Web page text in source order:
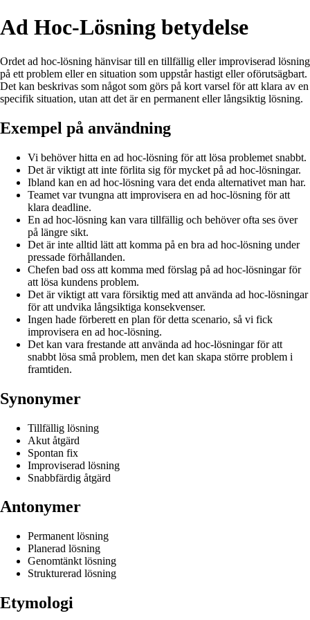
Ad Hoc-Lösning betydelse
Ordet ad hoc-lösning hänvisar till en tillfällig eller improviserad lösning
på ett problem eller en situation som uppstår hastigt eller oförutsägbart.
Det kan beskrivas som något som görs på kort varsel för att klara av en
specifik situation, utan att det är en permanent eller långsiktig lösning.
Exempel på användning
Vi behöver hitta en ad hoc-lösning för att lösa problemet snabbt.
Det är viktigt att inte förlita sig för mycket på ad hoc-lösningar.
Ibland kan en ad hoc-lösning vara det enda alternativet man har.
Teamet var tvungna att improvisera en ad hoc-lösning för att
klara deadline.
En ad hoc-lösning kan vara tillfällig och behöver ofta ses över
på längre sikt.
Det är inte alltid lätt att komma på en bra ad hoc-lösning under
pressade förhållanden.
Chefen bad oss att komma med förslag på ad hoc-lösningar för
att lösa kundens problem.
Det är viktigt att vara försiktig med att använda ad hoc-lösningar
för att undvika långsiktiga konsekvenser.
Ingen hade förberett en plan för detta scenario, så vi fick
improvisera en ad hoc-lösning.
Det kan vara frestande att använda ad hoc-lösningar för att
snabbt lösa små problem, men det kan skapa större problem i
framtiden.
Synonymer
Tillfällig lösning
Akut åtgärd
Spontan fix
Improviserad lösning
Snabbfärdig åtgärd
Antonymer
Permanent lösning
Planerad lösning
Genomtänkt lösning
Strukturerad lösning
Etymologi